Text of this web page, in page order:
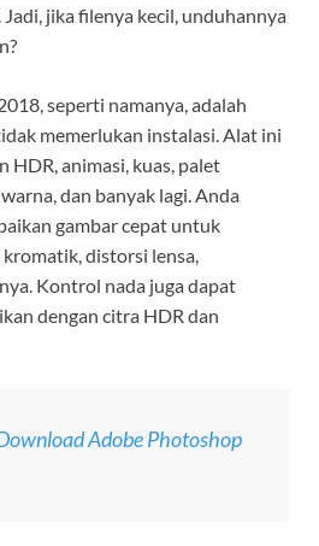
jika filenya kecil, unduhannya
seperti namanya, adalah
memerlukan instalasi. Alat ini
HDR, animasi, kuas, palet
dan banyak lagi. Anda
gambar cepat untuk
distorsi lensa,
Kontrol nada juga dapat
dengan citra HDR dan
Adobe Photoshop